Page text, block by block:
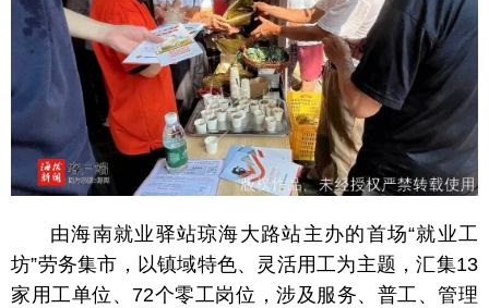
由海南就业驿站琼海大路站主办的首场“就业工
坊”劳务集市，以镇域特色、灵活用工为主题，汇集13
家用工单位、72个零工岗位，涉及服务、普工、管理